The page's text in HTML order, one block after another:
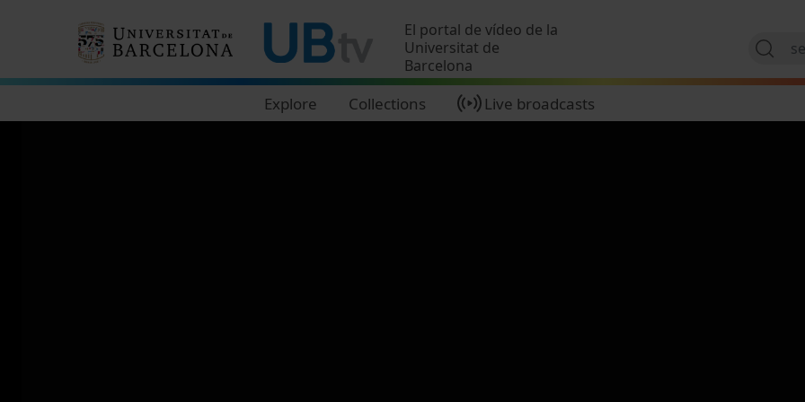
El portal de vídeo de la
Universitat de
Barcelona
Explore Collections Live broadcasts